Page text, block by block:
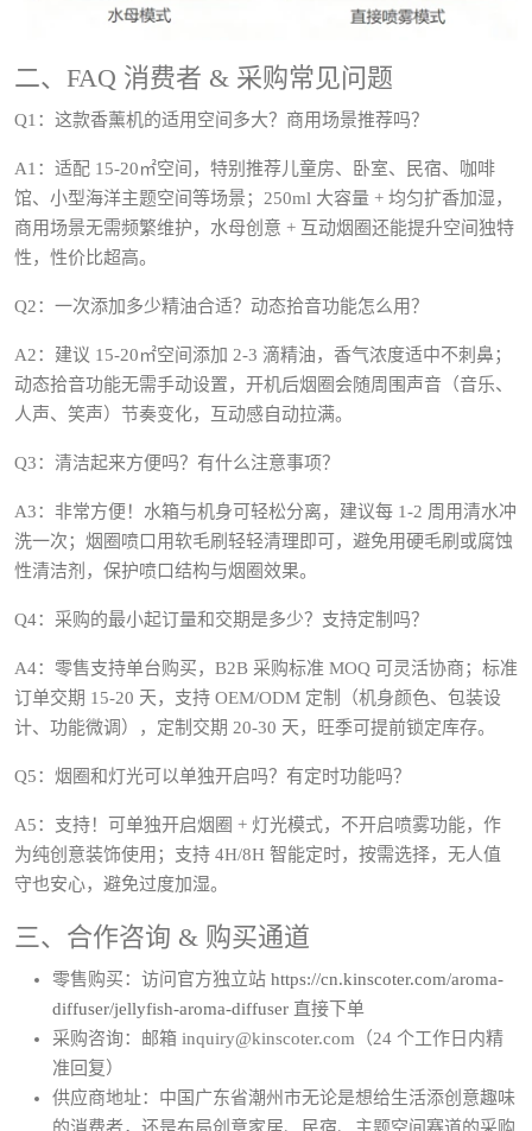
二、FAQ 消费者 & 采购常见问题
Q1：这款香薰机的适用空间多大？商用场景推荐吗？
A1：适配 15-20㎡空间，特别推荐儿童房、卧室、民宿、咖啡
馆、小型海洋主题空间等场景；250ml 大容量 + 均匀扩香加湿，
商用场景无需频繁维护，水母创意 + 互动烟圈还能提升空间独特
性，性价比超高。
Q2：一次添加多少精油合适？动态拾音功能怎么用？
A2：建议 15-20㎡空间添加 2-3 滴精油，香气浓度适中不刺鼻；
动态拾音功能无需手动设置，开机后烟圈会随周围声音（音乐、
人声、笑声）节奏变化，互动感自动拉满。
Q3：清洁起来方便吗？有什么注意事项？
A3：非常方便！水箱与机身可轻松分离，建议每 1-2 周用清水冲
洗一次；烟圈喷口用软毛刷轻轻清理即可，避免用硬毛刷或腐蚀
性清洁剂，保护喷口结构与烟圈效果。
Q4：采购的最小起订量和交期是多少？支持定制吗？
A4：零售支持单台购买，B2B 采购标准 MOQ 可灵活协商；标准
订单交期 15-20 天，支持 OEM/ODM 定制（机身颜色、包装设
计、功能微调），定制交期 20-30 天，旺季可提前锁定库存。
Q5：烟圈和灯光可以单独开启吗？有定时功能吗？
A5：支持！可单独开启烟圈 + 灯光模式，不开启喷雾功能，作
为纯创意装饰使用；支持 4H/8H 智能定时，按需选择，无人值
守也安心，避免过度加湿。
三、合作咨询 & 购买通道
零售购买：访问官方独立站 https://cn.kinscoter.com/aroma-
diffuser/jellyfish-aroma-diffuser 直接下单
采购咨询：邮箱 inquiry@kinscoter.com（24 个工作日内精
准回复）
供应商地址：中国广东省潮州市无论是想给生活添创意趣味